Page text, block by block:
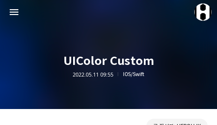
UIColor Custom
2022.05.11 09:55 IOS/Swift
HEROHJK Document